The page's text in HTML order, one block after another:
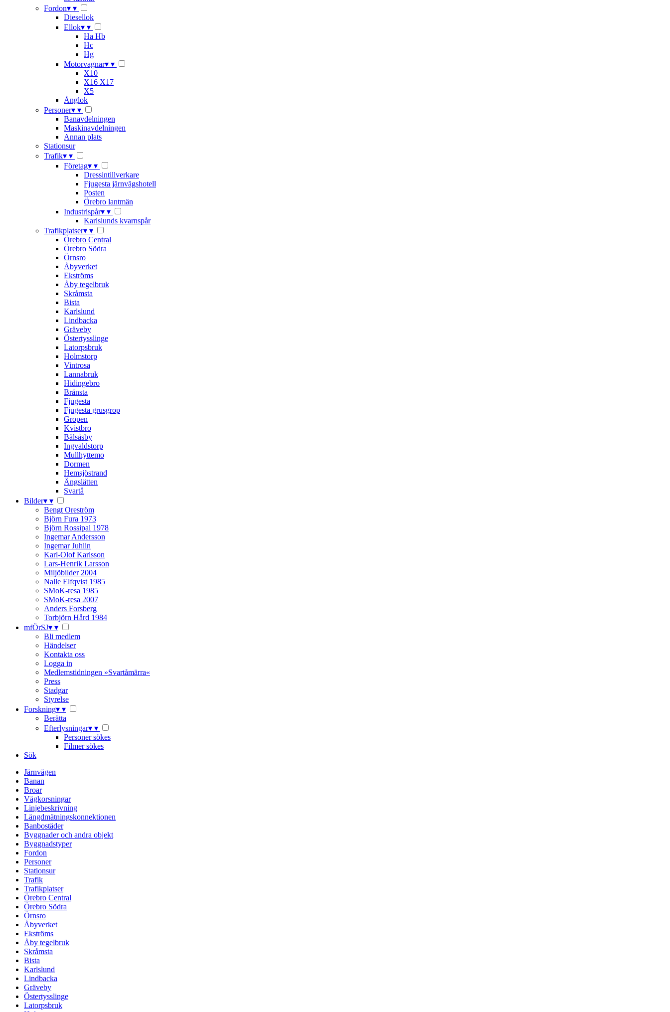
Fordon▾ ▾
Diesellok
Ellok▾ ▾
Ha Hb
Hc
Hg
Motorvagnar▾ ▾
X10
X16 X17
X5
Ånglok
Personer▾ ▾
Banavdelningen
Maskinavdelningen
Annan plats
Stationsur
Trafik▾ ▾
Företag▾ ▾
Dressintillverkare
Fjugesta järnvägshotell
Posten
Örebro lantmän
Industrispår▾ ▾
Karlslunds kvarnspår
Trafikplatser▾ ▾
Örebro Central
Örebro Södra
Örnsro
Åbyverket
Ekströms
Åby tegelbruk
Skråmsta
Bista
Karlslund
Lindbacka
Gräveby
Östertysslinge
Latorpsbruk
Holmstorp
Vintrosa
Lannabruk
Hidingebro
Brånsta
Fjugesta
Fjugesta grusgrop
Gropen
Kvistbro
Bälsåsby
Ingvaldstorp
Mullhyttemo
Dormen
Hemsjöstrand
Ängslätten
Svartå
Bilder▾ ▾
Bengt Oreström
Björn Fura 1973
Björn Rossipal 1978
Ingemar Andersson
Ingemar Juhlin
Karl-Olof Karlsson
Lars-Henrik Larsson
Miljöbilder 2004
Nalle Elfqvist 1985
SMoK-resa 1985
SMoK-resa 2007
Anders Forsberg
Torbjörn Hård 1984
mfÖrSJ▾ ▾
Bli medlem
Händelser
Kontakta oss
Logga in
Medlemstidningen »Svartåmärra«
Press
Stadgar
Styrelse
Forskning▾ ▾
Berätta
Efterlysningar▾ ▾
Personer sökes
Filmer sökes
Sök
Järnvägen
Banan
Broar
Vägkorsningar
Linjebeskrivning
Längdmätningskonnektionen
Banbostäder
Byggnader och andra objekt
Byggnadstyper
Fordon
Personer
Stationsur
Trafik
Trafikplatser
Örebro Central
Örebro Södra
Örnsro
Åbyverket
Ekströms
Åby tegelbruk
Skråmsta
Bista
Karlslund
Lindbacka
Gräveby
Östertysslinge
Latorpsbruk